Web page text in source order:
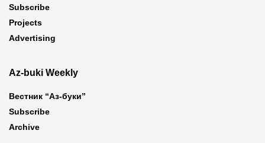
Subscribe
Projects
Advertising
Az-buki Weekly
Вестник “Аз-буки”
Subscribe
Archive